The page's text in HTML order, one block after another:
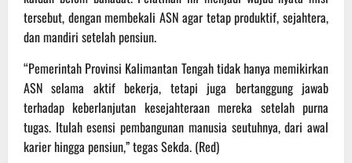
tersebut, dengan membekali ASN agar tetap produktif, sejahtera,
dan mandiri setelah pensiun.
“Pemerintah Provinsi Kalimantan Tengah tidak hanya memikirkan
ASN selama aktif bekerja, tetapi juga bertanggung jawab
terhadap keberlanjutan kesejahteraan mereka setelah purna
tugas. Itulah esensi pembangunan manusia seutuhnya, dari awal
karier hingga pensiun,” tegas Sekda. (Red)